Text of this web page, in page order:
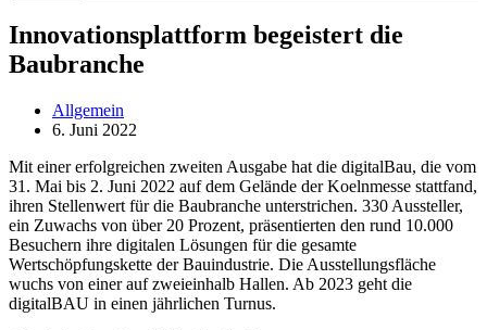
Innovationsplattform begeistert die
Baubranche
Allgemein
6. Juni 2022
Mit einer erfolgreichen zweiten Ausgabe hat die digitalBau, die vom
31. Mai bis 2. Juni 2022 auf dem Gelände der Koelnmesse stattfand,
ihren Stellenwert für die Baubranche unterstrichen. 330 Aussteller,
ein Zuwachs von über 20 Prozent, präsentierten den rund 10.000
Besuchern ihre digitalen Lösungen für die gesamte
Wertschöpfungskette der Bauindustrie. Die Ausstellungsfläche
wuchs von einer auf zweieinhalb Hallen. Ab 2023 geht die
digitalBAU in einen jährlichen Turnus.